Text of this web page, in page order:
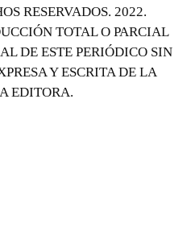
RESERVADOS. 2022.
TOTAL O PARCIAL
DE ESTE PERIÓDICO SIN
Y ESCRITA DE LA
EDITORA.